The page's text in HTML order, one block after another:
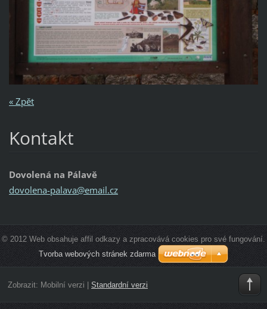
« Zpět
Kontakt
Dovolená na Pálavě
dovolena-palava@email.cz
© 2012 Web obsahuje affil odkazy a zpracovává cookies pro své fungování.
Tvorba webových stránek zdarma
Zobrazit: Mobilní verzi Standardní verzi